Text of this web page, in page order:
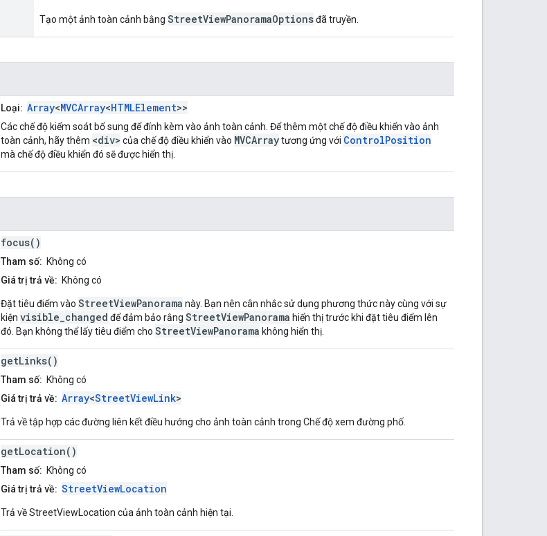
Tạo một ảnh toàn cảnh bằng StreetViewPanoramaOptionsđã truyền.
Loại: Array<MVCArray<HTMLElement>>
Các chế độ kiểm soát bổ sung để đính kèm vào ảnh toàn cảnh. Để thêm một chế độ điều khiển vào ảnh
toàn cảnh, hãy thêm <div> của chế độ điều khiển vào MVCArraytương ứng với ControlPosition
mà chế độ điều khiển đó sẽ được hiển thị.
focus()
Tham số: Không có
Giá trị trả về: Không có
Đặt tiêu điểm vào StreetViewPanorama này. Bạn nên cân nhắc sử dụng phương thức này cùng với sự
kiện visible_changed để đảm bảo rằng StreetViewPanorama hiển thị trước khi đặt tiêu điểm lên
đó. Bạn không thể lấy tiêu điểm cho StreetViewPanorama không hiển thị.
getLinks()
Tham số: Không có
Giá trị trả về: Array<StreetViewLink>
Trả về tập hợp các đường liên kết điều hướng cho ảnh toàn cảnh trong Chế độ xem đường phố.
getLocation()
Tham số: Không có
Giá trị trả về: StreetViewLocation
Trả về StreetViewLocation của ảnh toàn cảnh hiện tại.